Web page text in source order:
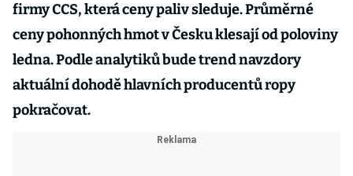
firmy CCS, která ceny paliv sleduje. Průměrné
ceny pohonných hmot v Česku klesají od poloviny
ledna. Podle analytiků bude trend navzdory
aktuální dohodě hlavních producentů ropy
pokračovat.